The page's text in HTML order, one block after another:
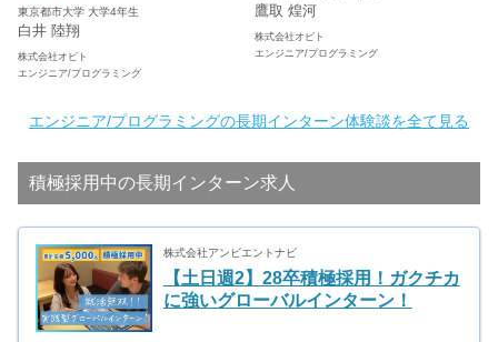
東京都市大学 大学4年生
白井 陸翔
株式会社オビト
エンジニア/プログラミング
鷹取 煌河
株式会社オビト
エンジニア/プログラミング
エンジニア/プログラミングの長期インターン体験談を全て見る
積極採用中の長期インターン求人
株式会社アンビエントナビ
【土日週2】28卒積極採用！ガクチカ
に強いグローバルインターン！